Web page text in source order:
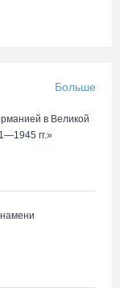
Больше
в Великой
гг.»